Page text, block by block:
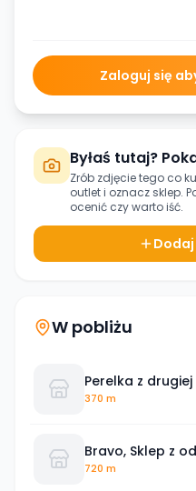
Zaloguj się
Byłaś tutaj?
Zrób zdjęcie tego co
outleti oznacz sklep.
ocenić czy warto iść.
W pobliżu
Perelka z drugiej
370 m
Bravo, Sklep z
720 m